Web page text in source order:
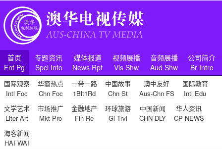
首页
Fnt Pg
专题资讯
Spcl Info
媒体报道
News Rpt
视频展播
Vis Shw
音频展播
Aud Shw
公司简介
Br Intro
国际观察
Intl Foc
华裔热点
Chn Foc
一带一路
1Blt1Rd
中国故事
Chn St
澳中友好
Aus-Chn FS
国际教育
Intl Edu
文学艺术
Liter Art
市场推广
Mkt Pro
金融地产
Fin Re
环球旅游
Gl Trvl
中国新闻
CHN DLY
华人资讯
CP NEWS
海客新闻
HAI WAI